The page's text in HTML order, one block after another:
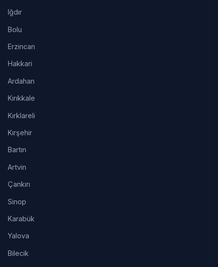
Iğdır
Bolu
Erzincan
Hakkari
Ardahan
Kırıkkale
Kırklareli
Kırşehir
Bartın
Artvin
Çankırı
Sinop
Karabük
Yalova
Bilecik